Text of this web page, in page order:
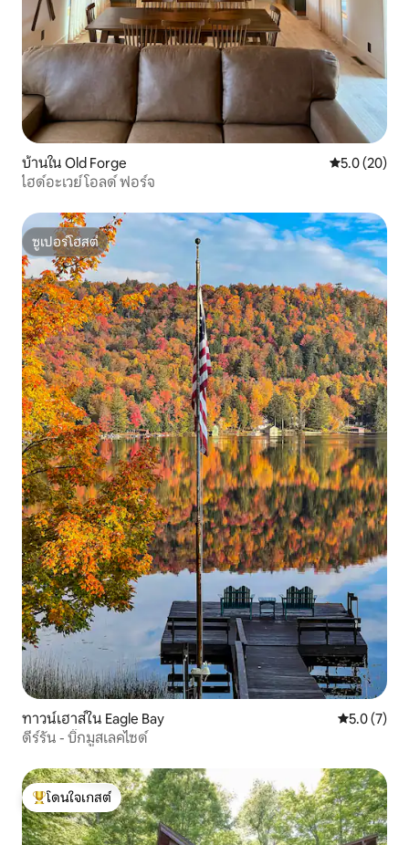
บ้านใน Old Forge คะแนนเฉลี่ย
5.0 (20)
ไฮด์อะเวย์ โอลด์ ฟอร์จ
ซูเปอร์โฮสต์
ซูเปอร์โฮสต์
ทาวน์เฮาส์ใน Eagle Bay คะแนนเฉลี่
5.0 (7)
ดีร์รัน - บิ๊กมูสเลคไซด์
โดนใจเกสต์ที่สุด
โดนใจเกสต์